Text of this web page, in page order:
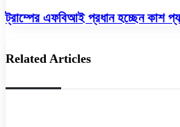
গ্রেনেড
হামলা
রহমান-
সব
ট্রাম্পের
এফবিআই
হচ্ছেন
কাশ
ট্রাম্পের এফবিআই প্রধান হচ্ছেন কাশ
Related Articles